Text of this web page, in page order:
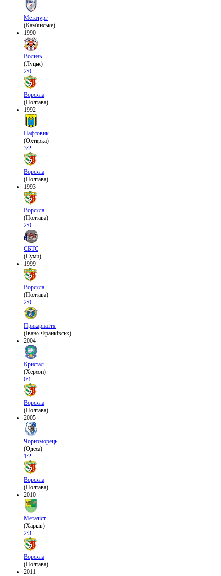
Металург
(Кам'янське)
1990
Волинь
(Луцьк)
2:0
Ворскла
(Полтава)
1992
Нафтовик
(Охтирка)
3:2
Ворскла
(Полтава)
1993
Ворскла
(Полтава)
2:0
СБТС
(Суми)
1999
Ворскла
(Полтава)
2:0
Прикарпаття
(Івано-Франківськ)
2004
Кристал
(Херсон)
0:1
Ворскла
(Полтава)
2005
Чорноморець
(Одеса)
1:2
Ворскла
(Полтава)
2010
Металіст
(Харків)
2:3
Ворскла
(Полтава)
2011